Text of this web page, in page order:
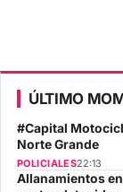
ÚLTIMO
#Capital
Norte Grande
POLICIALES22:13
Allanamientos